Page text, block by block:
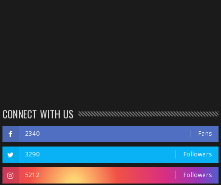
CONNECT WITH US
2340 Fans
3290 Followers
5212 Followers